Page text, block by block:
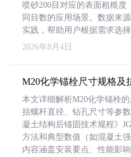
喷砂200目对应的表面粗糙度
同目数的应用场景。数据来
实践，帮助用户根据需求选
2026年8月4日
M20化学锚栓尺寸规格及
本文详细解析M20化学锚栓
括螺杆直径、钻孔尺寸等参
凝土结构后锚固技术规程》
方法和典型数值（如混凝土强
内容涵盖安装要点、性能影